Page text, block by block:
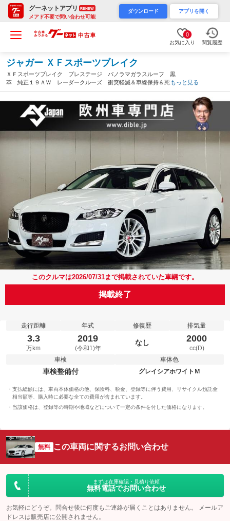
グーネットアプリ RENEW
メアド不要で問い合わせ可能
ダウンロード アプリを開く
0
お気に入り 閲覧履歴
ジャガー ＸＦスポーツブレイク
ＸＦスポーツブレイク プレステージ パノラマガラスルーフ 黒
革 純正１９ＡＷ レーダークルーズ 衝突軽減＆車線保持＆死角
補助＆後方警告 Ｂカメラ 純正ナビ ＤＴＶ ＢＴ＆ＵＳＢ音
もっと見る
このクルマは2026/07/31まで掲載されていた車輛です。
掲載終了
走行距離
3.3
万km
年式
2019
(令和1)年
修復歴
なし
排気量
2000
cc(D)
車検
車検整備付
車体色
グレイシアホワイトＭ
支払総額には、車両本体価格の他、保険料、税金、登録等に伴う費用、リサイクル預託金
相当額等、購入時に必要な全ての費用が含まれています。
当該価格は、登録等の時期や地域などについて一定の条件を付した価格になります。
無料 この車両に関するお問い合わせ
まずは在庫確認・見積り依頼
無料電話でお問い合わせ
お気軽にどうぞ。問合せ後に何度もご連絡が届くことはありません。 メールア
ドレスは販売店に公開されません。